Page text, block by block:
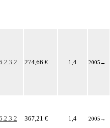
274,66 € 1,4 2005 →
367,21 € 1,4 2005 →